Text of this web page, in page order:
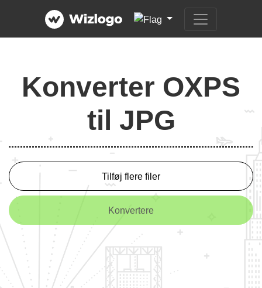
Konverter OXPS
til JPG
Tilføj flere filer
Konvertere